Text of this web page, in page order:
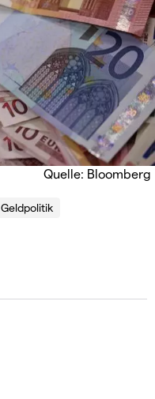
Quelle: Bloomberg
Geldpolitik